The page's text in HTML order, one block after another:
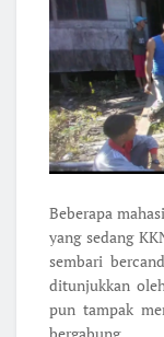
Beberapa
yang sedang
sembari
ditunjukkan
pun tampak